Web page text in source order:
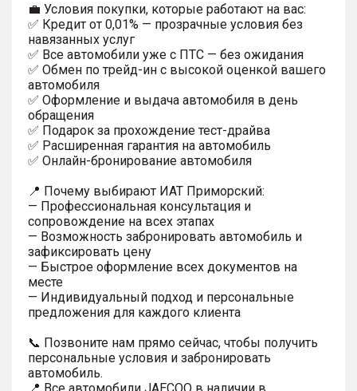
💼 Условия покупки, которые работают на вас:
✅ Кредит от 0,01% — прозрачные условия без
навязанных услуг
✅ Все автомобили уже с ПТС — без ожидания
✅ Обмен по трейд-ин с высокой оценкой вашего
автомобиля
✅ Оформление и выдача автомобиля в день
обращения
✅ Подарок за прохождение тест-драйва
✅ Расширенная гарантия на автомобиль
✅ Онлайн-бронирование автомобиля
📍 Почему выбирают ИАТ Приморский:
— Профессиональная консультация и
сопровождение на всех этапах
— Возможность забронировать автомобиль и
зафиксировать цену
— Быстрое оформление всех документов на
месте
— Индивидуальный подход и персональные
предложения для каждого клиента
📞 Позвоните нам прямо сейчас, чтобы получить
персональные условия и забронировать
автомобиль.
📍 Все автомобили JAECOO в наличии в